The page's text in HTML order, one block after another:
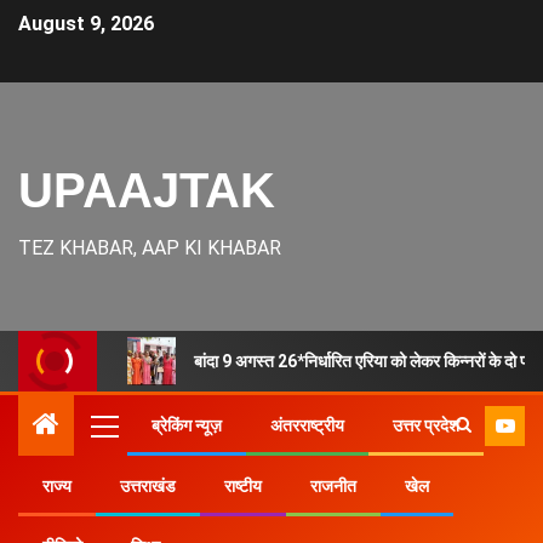
August 9, 2026
UPAAJTAK
TEZ KHABAR, AAP KI KHABAR
बांदा 9 अगस्त 26*निर्धारित एरिया को लेकर किन्नरों के दो
ब्रेकिंग न्यूज़ अंतरराष्ट्रीय उत्तर प्रदेश
राज्य उत्तराखंड राष्टीय राजनीत खेल